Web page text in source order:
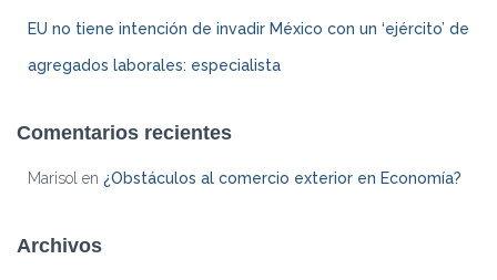
EU no tiene intención de invadir México con un ‘ejército’ de
agregados laborales: especialista
Comentarios recientes
Marisol en ¿Obstáculos al comercio exterior en Economía?
Archivos